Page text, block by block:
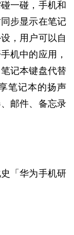
一碰，手机和
步显示在笔记
，用户可以自
机中的应用，
记本键盘代替
笔记本的扬声
邮件、备忘录